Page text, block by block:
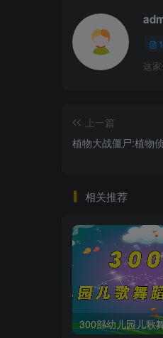
这
上一篇
植物大战僵尸:植物
相关推荐